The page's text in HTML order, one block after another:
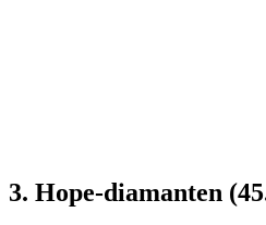
3. Hope-diamanten